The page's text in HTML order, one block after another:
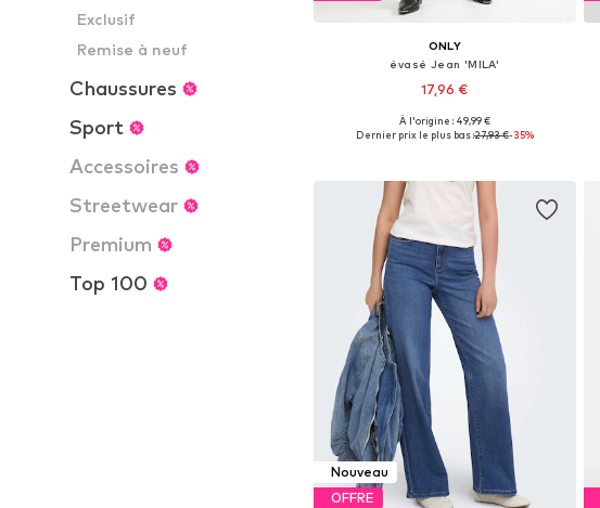
Exclusif
Remise à neuf
Chaussures
Sport
Accessoires
Streetwear
Premium
Top 100
ONLY
évasé Jean 'MILA'
17,96 €
Disponible en plusieurs tailles
À l'origine : 49,99 €
Dernier prix le plus bas :27,93 €-35%
Nouveau
OFFRE